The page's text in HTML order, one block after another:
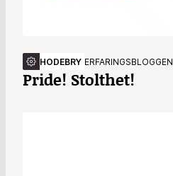
HODEBRY ERFARINGSBLOGGEN
Pride! Stolthet!